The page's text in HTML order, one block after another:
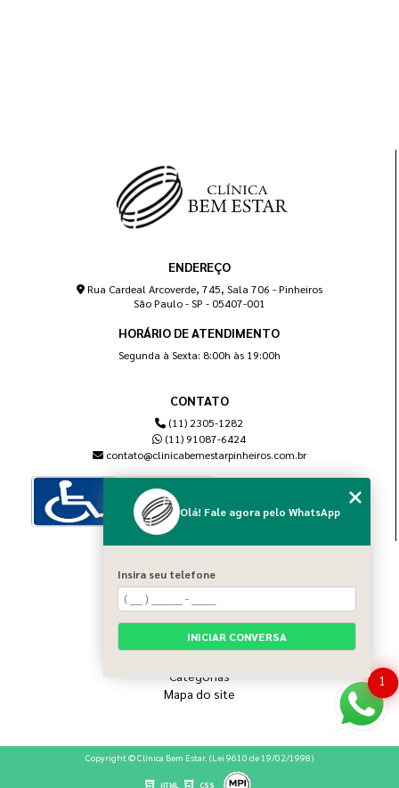
ENDEREÇO
Rua Cardeal Arcoverde, 745, Sala 706 - Pinheiros
São Paulo - SP - 05407-001
HORÁRIO DE ATENDIMENTO
Segunda à Sexta: 8:00h às 19:00h
CONTATO
(11) 2305-1282
(11) 91087-6424
contato@clinicabemestarpinheiros.com.br
Home
Sobre nós
Blog
Serviços
Categorias
Mapa do site
Copyright © Clínica Bem Estar. (Lei 9610 de 19/02/1998)
HTML CSS
1
Olá! Fale agora pelo WhatsApp
Insira seu telefone
INICIAR CONVERSA